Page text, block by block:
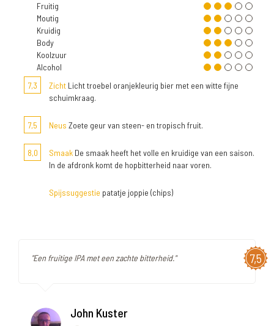
Fruitig
Moutig
Kruidig
Body
Koolzuur
Alcohol
7,3
Zicht Licht troebel oranjekleurig bier met een witte fijne
schuimkraag.
7,5 Neus Zoete geur van steen- en tropisch fruit.
8,0 Smaak De smaak heeft het volle en kruidige van een saison.
In de afdronk komt de hopbitterheid naar voren.
Spijssuggestie patatje joppie (chips)
7,5
"Een fruitige IPA met een zachte bitterheid."
John Kuster